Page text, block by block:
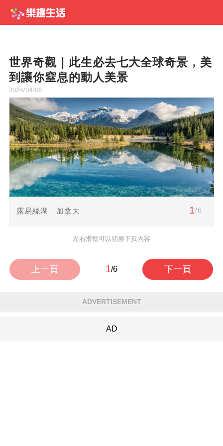
世界奇觀｜此生必去七大全球奇景，美
到讓你窒息的動人美景
2024/04/08
露易絲湖｜加拿大 1/6
左右滑動可以切換下頁內容
上一頁 1/6 下一頁
ADVERTISEMENT
AD